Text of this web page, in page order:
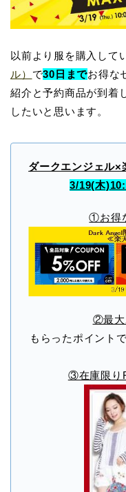
以前より服を購入して
ル） で30 日までお得な
紹介と予約商品が到着
したいと思います。
ダークエンジェル
3/19(木
①お得
②最大
もらったポイント
③在庫限り